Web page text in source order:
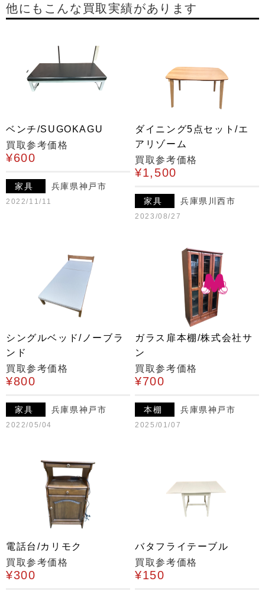
他にもこんな買取実績があります
ベンチ/SUGOKAGU
買取参考価格
¥600
家具 兵庫県神戸市
2022/11/11
ダイニング5点セット/エ
アリゾーム
買取参考価格
¥1,500
家具 兵庫県川西市
2023/08/27
シングルベッド/ノーブラ
ンド
買取参考価格
¥800
家具 兵庫県神戸市
2022/05/04
ガラス扉本棚/株式会社サ
ン
買取参考価格
¥700
本棚 兵庫県神戸市
2025/01/07
電話台/カリモク
買取参考価格
¥300
バタフライテーブル
買取参考価格
¥150